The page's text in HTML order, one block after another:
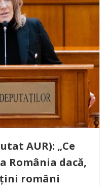
AUR): „Ce
România dacă,
români